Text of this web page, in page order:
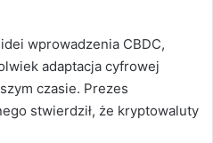
wprowadzenia CBDC,
adaptacja cyfrowej
czasie. Prezes
stwierdził, że kryptowaluty